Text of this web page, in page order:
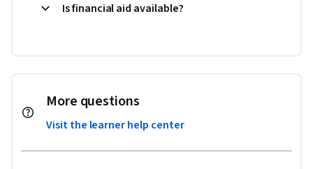
Is financial aid available?
More questions
Visit the learner help center